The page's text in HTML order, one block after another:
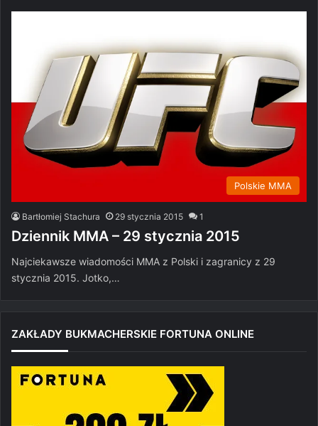
Polskie MMA
Bartłomiej Stachura 29 stycznia 2015 1
Dziennik MMA – 29 stycznia 2015
Najciekawsze wiadomości MMA z Polski i zagranicy z 29
stycznia 2015. Jotko,…
ZAKŁADY BUKMACHERSKIE FORTUNA ONLINE